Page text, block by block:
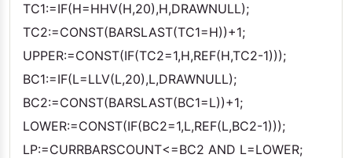
TC1:=IF(H=HHV(H,20),H,DRAWNULL);
TC2:=CONST(BARSLAST(TC1=H))+1;
UPPER:=CONST(IF(TC2=1,H,REF(H,TC2-1)));
BC1:=IF(L=LLV(L,20),L,DRAWNULL);
BC2:=CONST(BARSLAST(BC1=L))+1;
LOWER:=CONST(IF(BC2=1,L,REF(L,BC2-1)));
LP:=CURRBARSCOUNT<=BC2 AND L=LOWER;